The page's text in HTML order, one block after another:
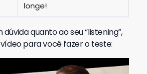
longe!
dúvida quanto ao seu “listening”,
para você fazer o teste: